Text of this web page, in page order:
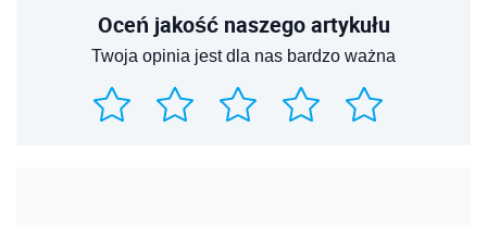
Oceń jakość naszego artykułu
Twoja opinia jest dla nas bardzo ważna